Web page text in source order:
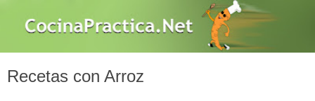
Recetas con Arroz